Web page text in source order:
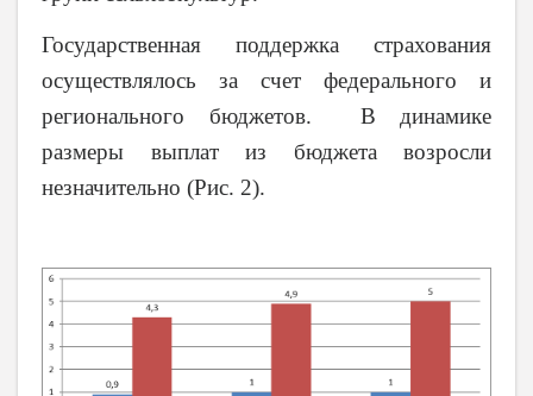
Государственная поддержка страхования
осуществлялось за счет федерального и
регионального бюджетов. В динамике
размеры выплат из бюджета возросли
незначительно (Рис. 2).